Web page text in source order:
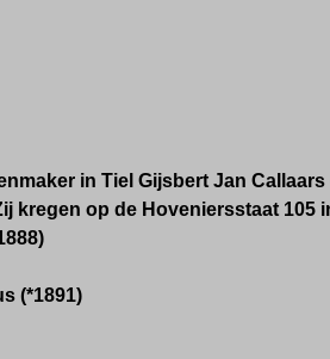
in Tiel Gijsbert Jan
kregen op de Hoveniersstaat 105
(*1891)